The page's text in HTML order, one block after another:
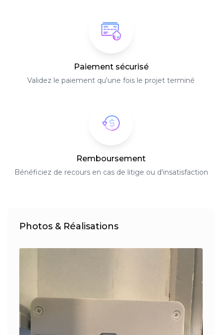
Paiement sécurisé
Validez le paiement qu'une fois le projet terminé
Remboursement
Bénéficiez de recours en cas de litige ou d'insatisfaction
Photos & Réalisations